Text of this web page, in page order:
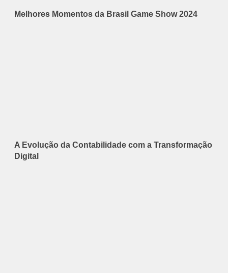
Melhores Momentos da Brasil Game Show 2024
A Evolução da Contabilidade com a Transformação
Digital